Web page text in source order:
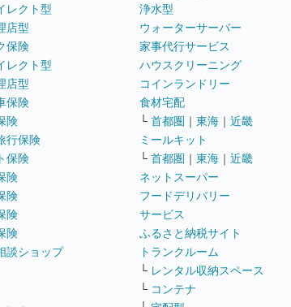
レクト型
店型
保険
レクト型
店型
保険
険
行保険
保険
険
険
険
険
談ショップ
浄水型
ウォーターサーバー
家事代行サービス
ハウスクリーニング
コインランドリー
食材宅配
└ 首都圏 ｜ 東海 ｜ 近畿
ミールキット
└ 首都圏 ｜ 東海 ｜ 近畿
ネットスーパー
フードデリバリー
サービス
ふるさと納税サイト
トランクルーム
└ レンタル収納スペース
└ コンテナ